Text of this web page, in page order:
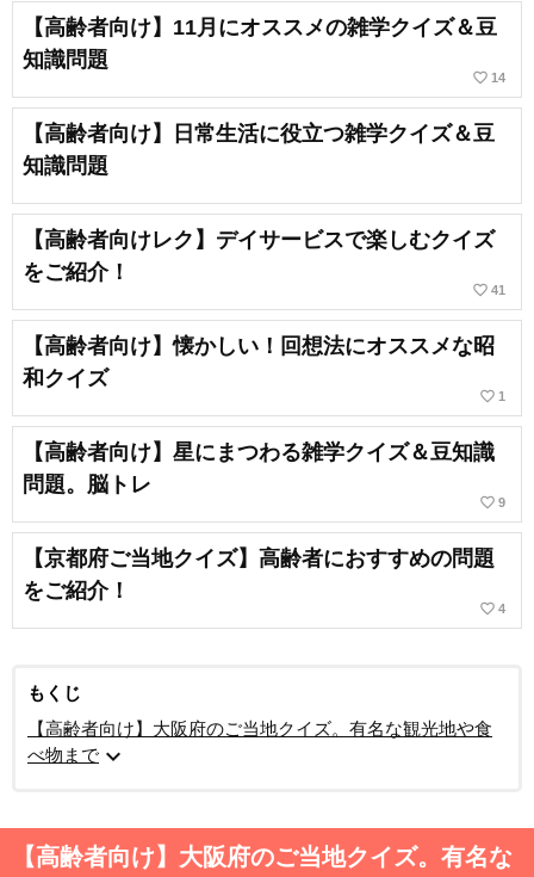
【高齢者向け】11月にオススメの雑学クイズ＆豆
知識問題
favorite_border 14
【高齢者向け】日常生活に役立つ雑学クイズ＆豆
知識問題
【高齢者向けレク】デイサービスで楽しむクイズ
をご紹介！
favorite_border 41
【高齢者向け】懐かしい！回想法にオススメな昭
和クイズ
favorite_border 1
【高齢者向け】星にまつわる雑学クイズ＆豆知識
問題。脳トレ
favorite_border 9
【京都府ご当地クイズ】高齢者におすすめの問題
をご紹介！
favorite_border 4
もくじ
【高齢者向け】大阪府のご当地クイズ。有名な観光地や食
べ物まで expand_more
【高齢者向け】大阪府のご当地クイズ。有名な